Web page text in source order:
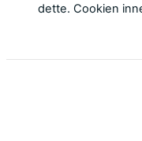
dette. Cookien